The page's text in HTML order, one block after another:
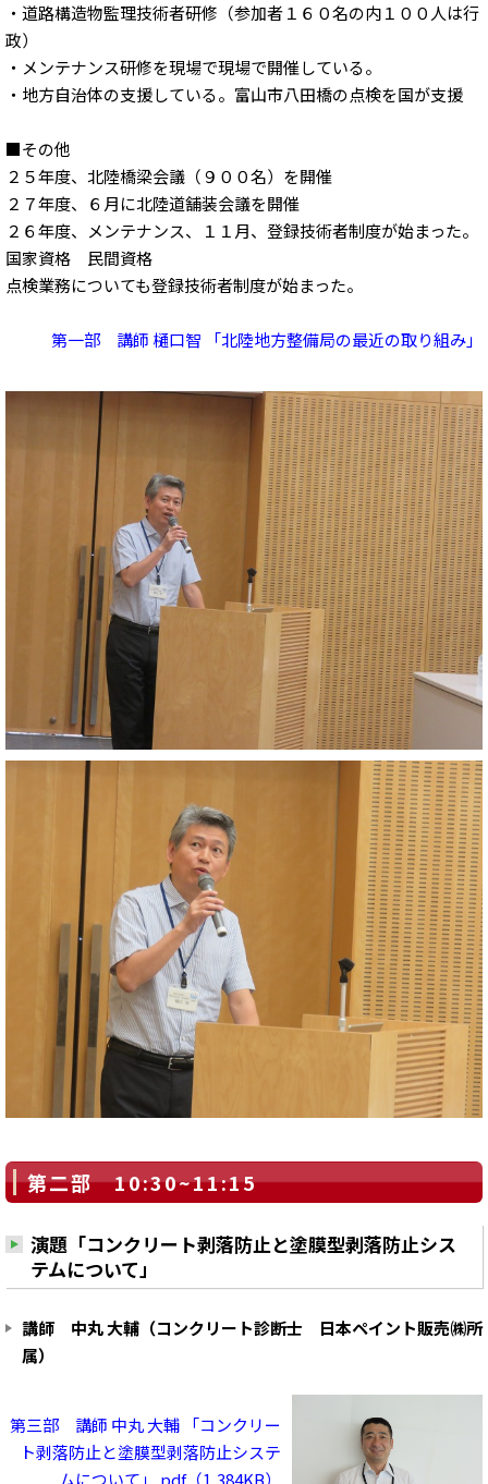
・道路構造物監理技術者研修（参加者１６０名の内１００人は行
政）
・メンテナンス研修を現場で現場で開催している。
・地方自治体の支援している。富山市八田橋の点検を国が支援
■その他
２５年度、北陸橋梁会議（９００名）を開催
２７年度、６月に北陸道舗装会議を開催
２６年度、メンテナンス、１１月、登録技術者制度が始まった。
国家資格 民間資格
点検業務についても登録技術者制度が始まった。
第一部 講師 樋口智 「北陸地方整備局の最近の取り組み」
第二部 10:30~11:15
演題「コンクリート剥落防止と塗膜型剥落防止シス
テムについて」
講師 中丸 大輔（コンクリート診断士 日本ペイント販売㈱所
属）
第三部 講師 中丸 大輔 「コンクリー
ト剥落防止と塗膜型剥落防止システ
ムについて」 pdf（1,384KB）